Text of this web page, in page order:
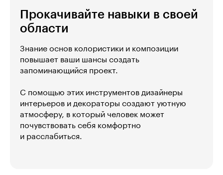
Прокачивайте навыки в своей
области
Знание основ колористики и композиции
повышает ваши шансы создать
запоминающийся проект.
С помощью этих инструментов дизайнеры
интерьеров и декораторы создают уютную
атмосферу, в который человек может
почувствовать себя комфортно
и расслабиться.